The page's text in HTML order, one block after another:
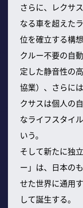
さらに、レクサ
なる車を超えた
位を確立する構
クルー不要の自
定した静音性の
協業）、さらに
クサスは個人の
なライフスタイ
いう。
そして新たに独
ー」は、日本の
せた世界に通用
して誕生する。